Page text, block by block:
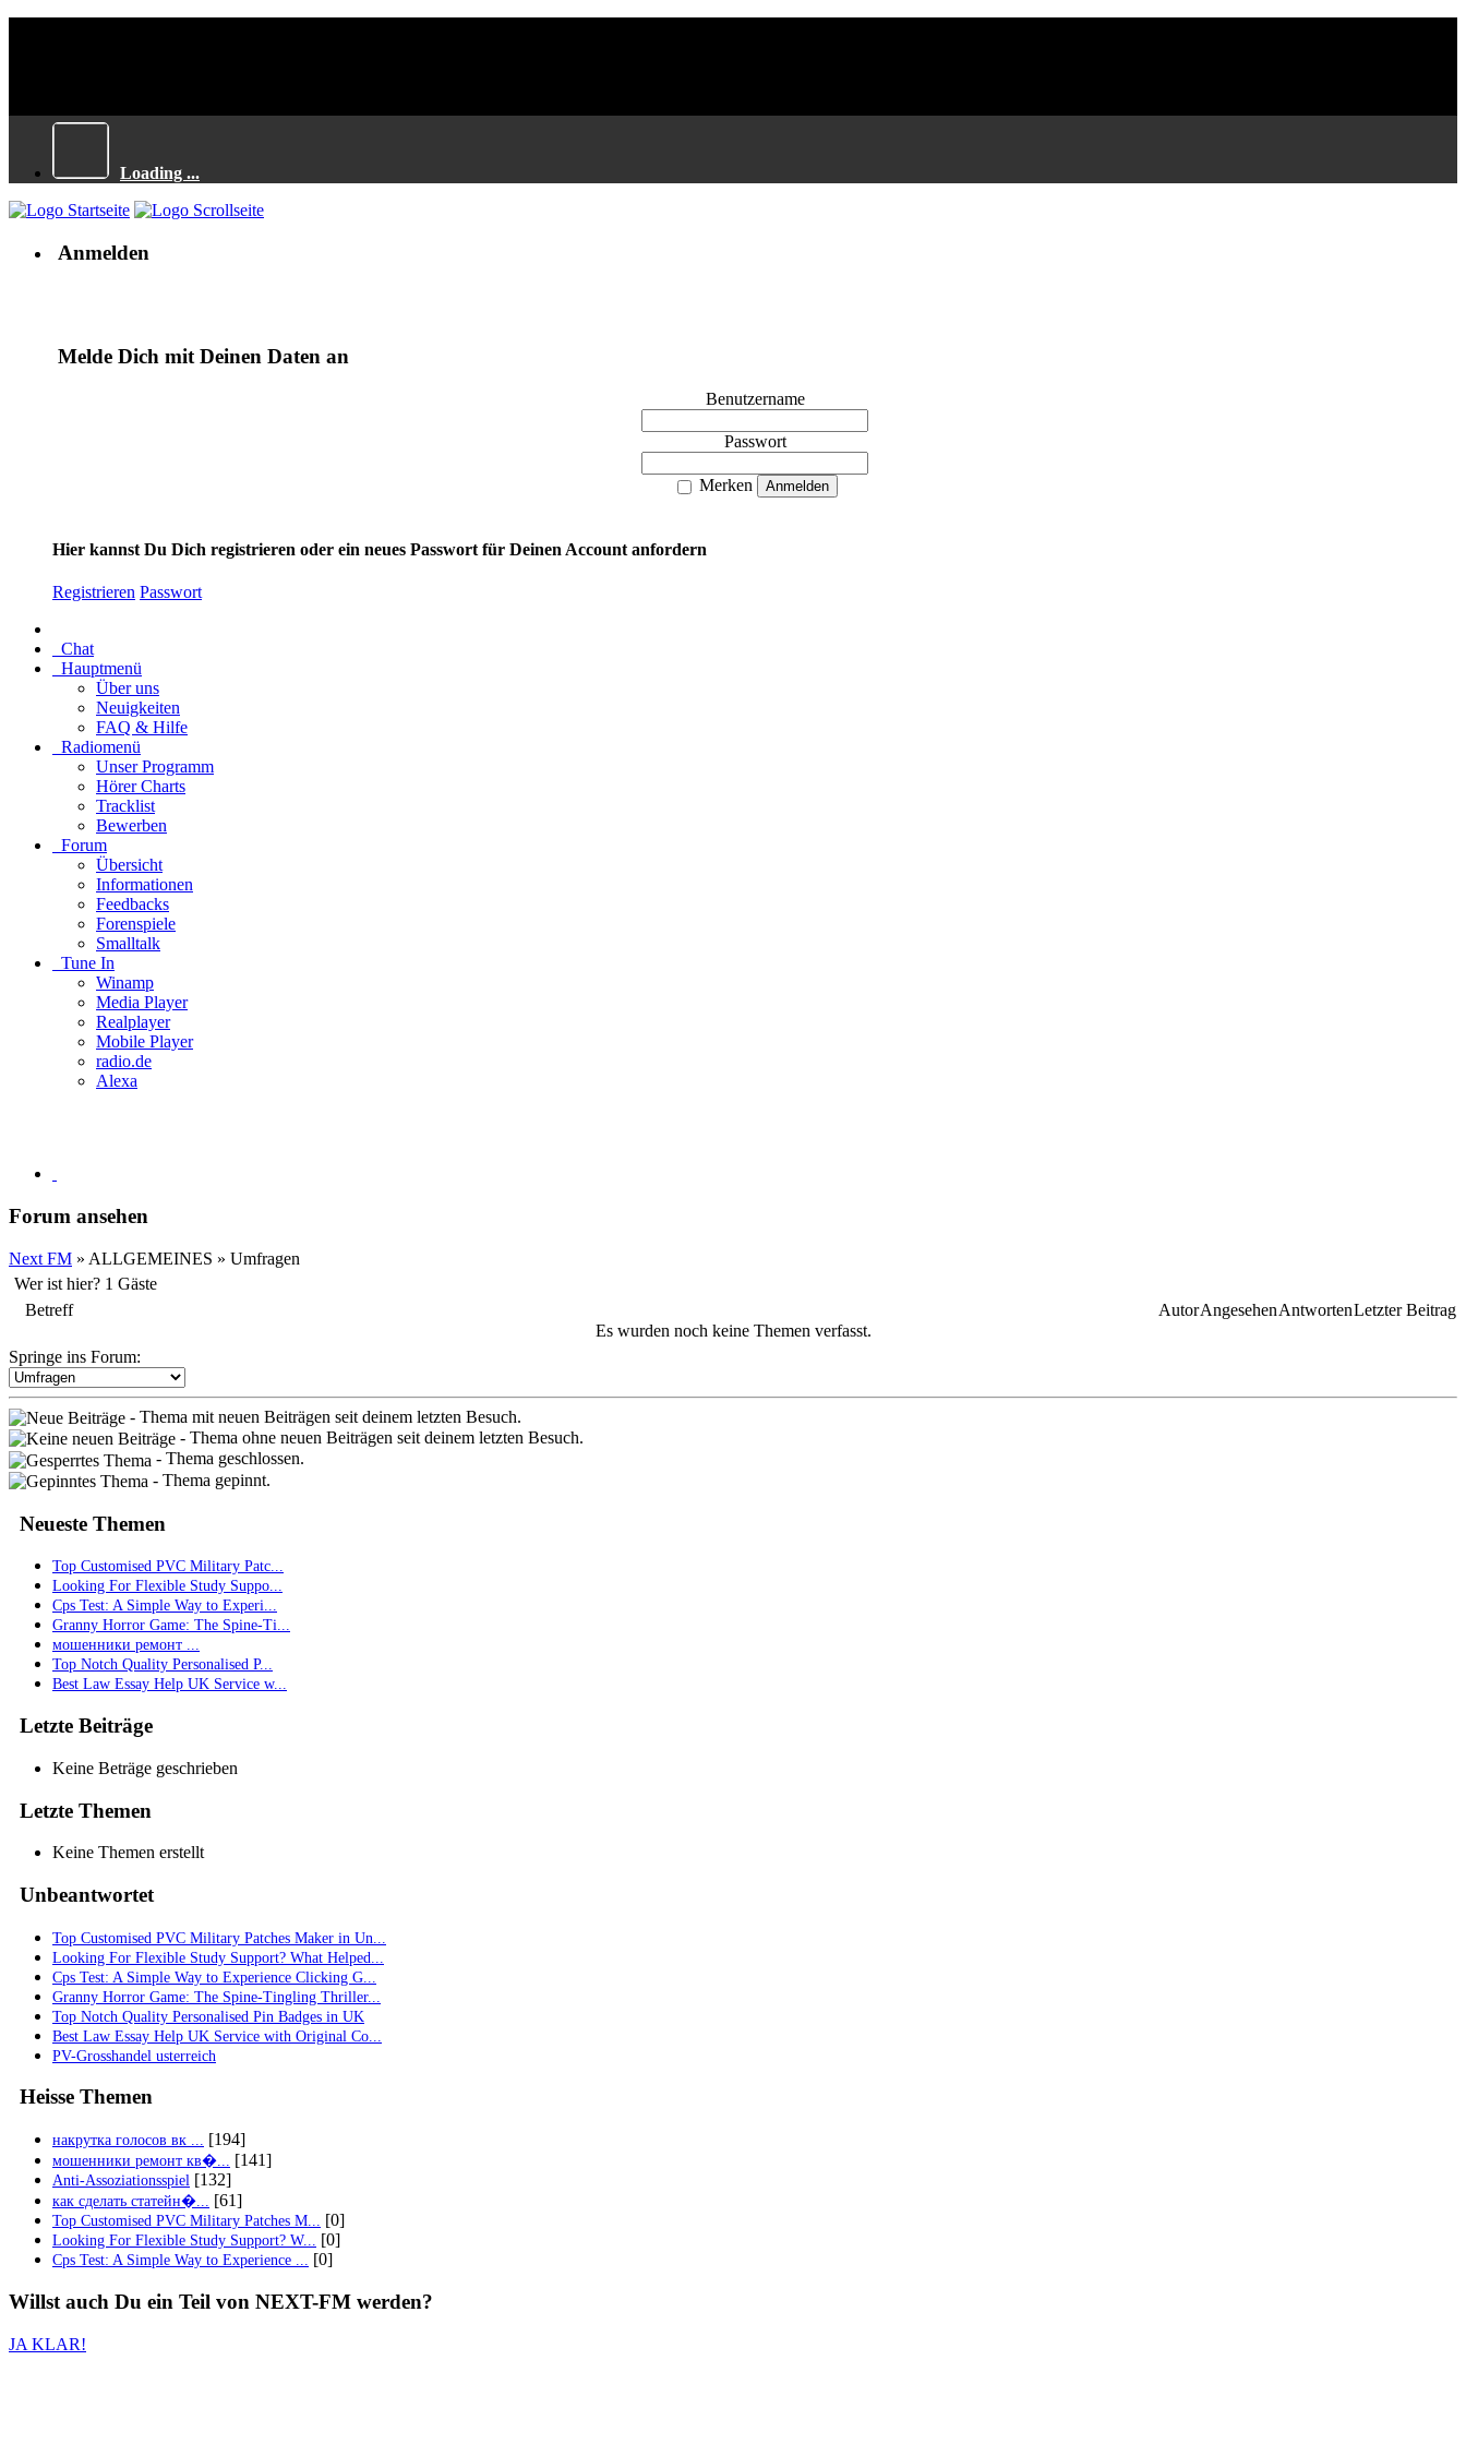
Loading ...
Anmelden
Melde Dich mit Deinen Daten an
Benutzername
Passwort
Merken
Hier kannst Du Dich registrieren oder ein neues Passwort für Deinen Account anfordern
Registrieren Passwort
Chat
Hauptmenü
Über uns
Neuigkeiten
FAQ & Hilfe
Radiomenü
Unser Programm
Hörer Charts
Tracklist
Bewerben
Forum
Übersicht
Informationen
Feedbacks
Forenspiele
Smalltalk
Tune In
Winamp
Media Player
Realplayer
Mobile Player
radio.de
Alexa
Forum ansehen
Next FM » ALLGEMEINES » Umfragen
Wer ist hier? 1 Gäste
Betreff
AutorAngesehenAntwortenLetzter Beitrag
Es wurden noch keine Themen verfasst.
Springe ins Forum:
- Thema mit neuen Beiträgen seit deinem letzten Besuch.
- Thema ohne neuen Beiträgen seit deinem letzten Besuch.
- Thema geschlossen.
- Thema gepinnt.
Neueste Themen
Top Customised PVC Military Patc...
Looking For Flexible Study Suppo...
Cps Test: A Simple Way to Experi...
Granny Horror Game: The Spine-Ti...
мошенники ремонт ...
Top Notch Quality Personalised P...
Best Law Essay Help UK Service w...
Letzte Beiträge
Keine Beträge geschrieben
Letzte Themen
Keine Themen erstellt
Unbeantwortet
Top Customised PVC Military Patches Maker in Un...
Looking For Flexible Study Support? What Helped...
Cps Test: A Simple Way to Experience Clicking G...
Granny Horror Game: The Spine-Tingling Thriller...
Top Notch Quality Personalised Pin Badges in UK
Best Law Essay Help UK Service with Original Co...
PV-Grosshandel usterreich
Heisse Themen
накрутка голосов вк ... [194]
мошенники ремонт кв�... [141]
Anti-Assoziationsspiel [132]
как сделать статейн�... [61]
Top Customised PVC Military Patches M... [0]
Looking For Flexible Study Support? W... [0]
Cps Test: A Simple Way to Experience ... [0]
Willst auch Du ein Teil von NEXT-FM werden?
JA KLAR!